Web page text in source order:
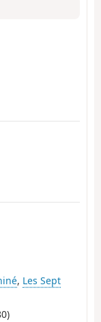
, Les Sept